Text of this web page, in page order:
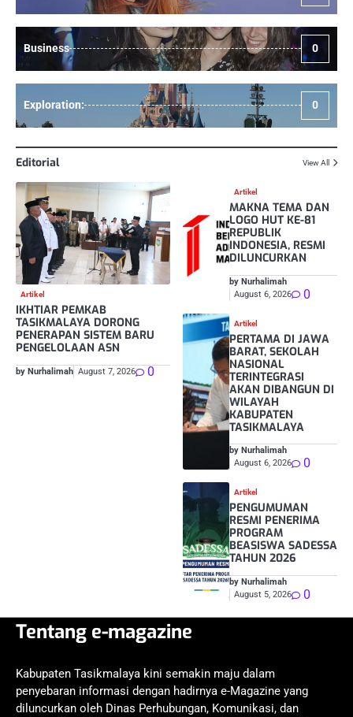
Business 0
Exploration: 0
Editorial View All
Artikel
IKHTIAR PEMKAB
TASIKMALAYA DORONG
PENERAPAN SISTEM BARU
PENGELOLAAN ASN
by Nurhalimah August 7, 2026 0
Artikel
MAKNA TEMA DAN
LOGO HUT KE-81
REPUBLIK
INDONESIA, RESMI
DILUNCURKAN
by Nurhalimah
August 6, 2026
0
Artikel
PERTAMA DI JAWA
BARAT, SEKOLAH
NASIONAL
TERINTEGRASI
AKAN DIBANGUN DI
WILAYAH
KABUPATEN
TASIKMALAYA
by Nurhalimah
August 6, 2026
0
Artikel
PENGUMUMAN
RESMI PENERIMA
PROGRAM
BEASISWA SADESSA
TAHUN 2026
by Nurhalimah
August 5, 2026
0
Tentang e-magazine
Kabupaten Tasikmalaya kini semakin maju dalam
penyebaran informasi dengan hadirnya e-Magazine yang
diluncurkan oleh Dinas Perhubungan, Komunikasi, dan